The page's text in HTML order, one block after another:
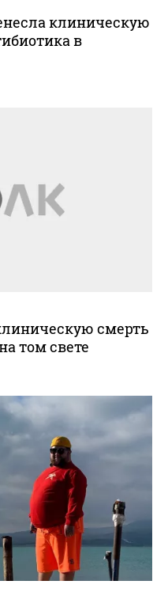
клиническую
в
смерть
том свете